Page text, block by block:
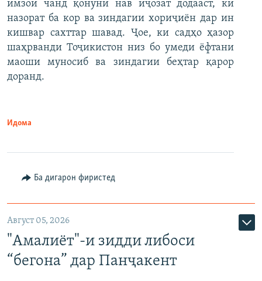
имзои чанд қонуни нав иҷозат додааст, ки
назорат ба кор ва зиндагии хориҷиён дар ин
кишвар сахттар шавад. Ҷое, ки садҳо ҳазор
шаҳрванди Тоҷикистон низ бо умеди ёфтани
маоши муносиб ва зиндагии беҳтар қарор
доранд.
Идома
Ба дигарон фиристед
Август 05, 2026
"Амалиёт"-и зидди либоси
“бегона” дар Панҷакент